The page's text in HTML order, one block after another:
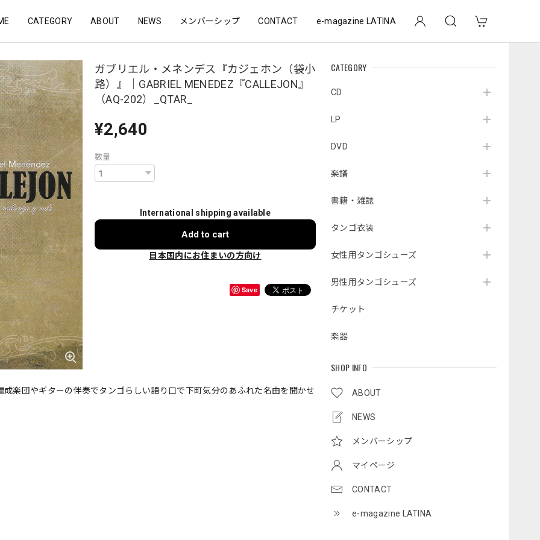
CATEGORY ABOUT NEWS メンバーシップ CONTACT e-magazine LATINA
CATEGORY
CD
LP
DVD
楽譜
書籍・雑誌
タンゴ衣装
女性用タンゴシューズ
男性用タンゴシューズ
チケット
楽器
SHOP INFO
ABOUT
NEWS
メンバーシップ
マイページ
CONTACT
e-magazine LATINA
ガブリエル・メネンデス『カジェホン（袋小
路）』｜GABRIEL MENEDEZ『CALLEJON』
（AQ-202）_QTAR_
¥2,640
数量
International shipping available
Add to cart
日本国内にお住まいの方向け
Save
楽団やギターの伴奏でタンゴらしい語り口で下町気分のあふれた名曲を聞かせ